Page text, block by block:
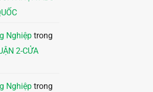
Nghiệp trong
2-CỬA
Nghiệp trong